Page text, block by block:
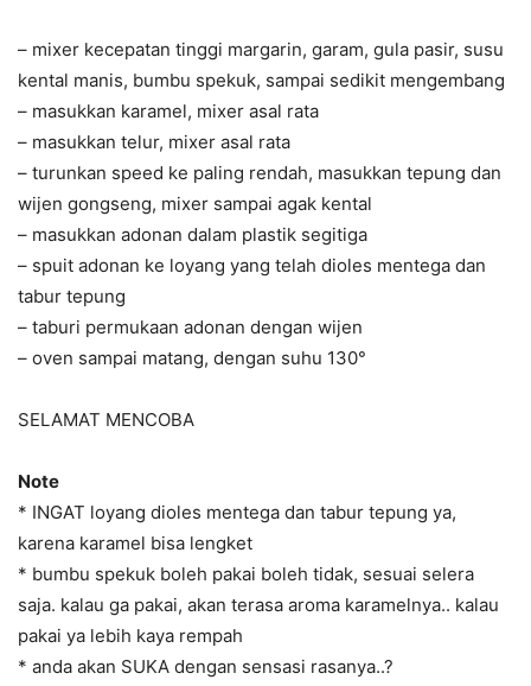
– mixer kecepatan tinggi margarin, garam, gula pasir, susu
kental manis, bumbu spekuk, sampai sedikit mengembang
– masukkan karamel, mixer asal rata
– masukkan telur, mixer asal rata
– turunkan speed ke paling rendah, masukkan tepung dan
wijen gongseng, mixer sampai agak kental
– masukkan adonan dalam plastik segitiga
– spuit adonan ke loyang yang telah dioles mentega dan
tabur tepung
– taburi permukaan adonan dengan wijen
– oven sampai matang, dengan suhu 130°
SELAMAT MENCOBA
Note
* INGAT loyang dioles mentega dan tabur tepung ya,
karena karamel bisa lengket
* bumbu spekuk boleh pakai boleh tidak, sesuai selera
saja. kalau ga pakai, akan terasa aroma karamelnya.. kalau
pakai ya lebih kaya rempah
* anda akan SUKA dengan sensasi rasanya..?